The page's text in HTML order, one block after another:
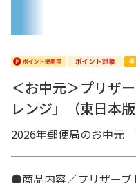
＜お中元＞プリザ
レンジ」（東日本版
2026年郵便局のお中元
●商品内容／プリザー